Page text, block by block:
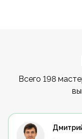
Всего 198